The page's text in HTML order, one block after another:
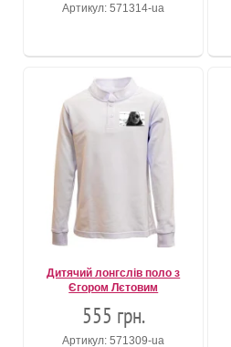
Артикул: 571314-ua
Дитячий лонгслів поло з
Єгором Лєтовим
555 грн.
Артикул: 571309-ua